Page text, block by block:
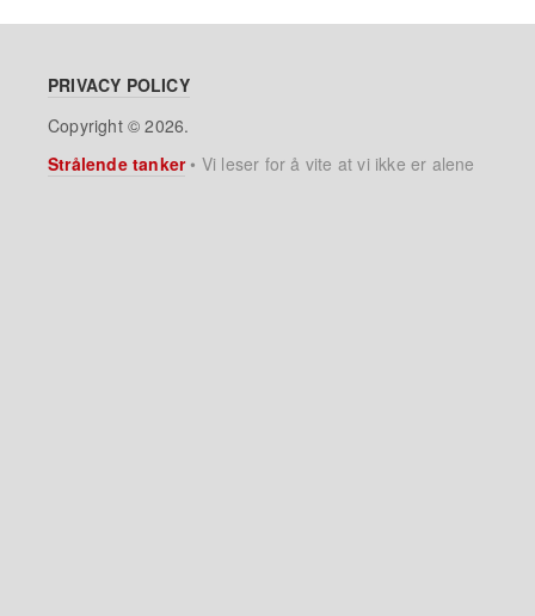
PRIVACY POLICY
Copyright © 2026.
Strålende tanker• Vi leser for å vite at vi ikke er alene